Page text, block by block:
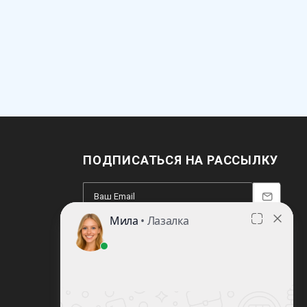
ПОДПИСАТЬСЯ НА РАССЫЛКУ
8 (812) 220-93-18